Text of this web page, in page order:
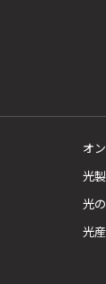
オ
光
光
光